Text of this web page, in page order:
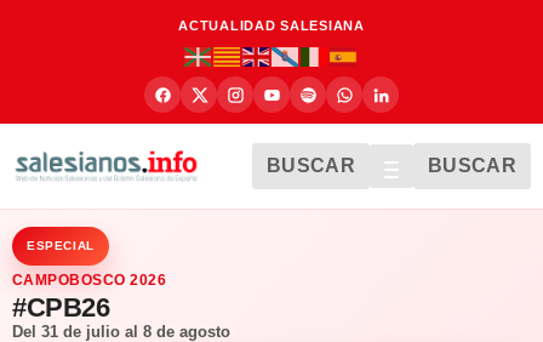
ACTUALIDAD SALESIANA
BUSCAR BUSCAR
ESPECIAL
CAMPOBOSCO 2026
#CPB26
Del 31 de julio al 8 de agosto